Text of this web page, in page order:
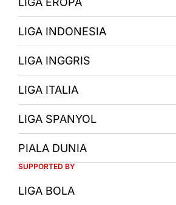
LIGA INDONESIA
LIGA INGGRIS
LIGA ITALIA
LIGA SPANYOL
PIALA DUNIA
SUPPORTED BY
LIGA BOLA